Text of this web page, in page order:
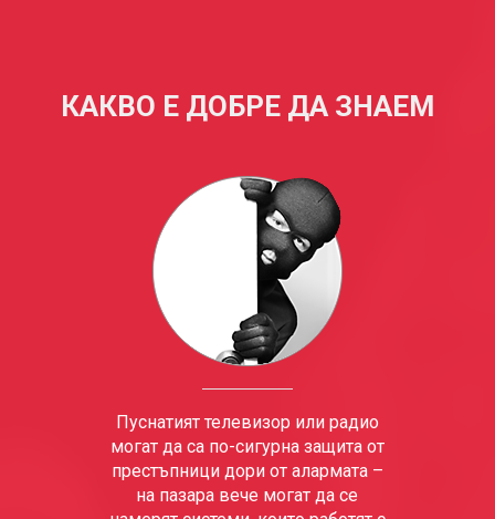
КАКВО Е ДОБРЕ ДА ЗНАЕМ
Пуснатият телевизор или радио
могат да са по-сигурна защита от
престъпници дори от алармата –
на пазара вече могат да се